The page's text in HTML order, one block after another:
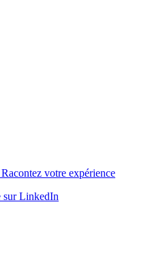
votre expérience
sur LinkedIn